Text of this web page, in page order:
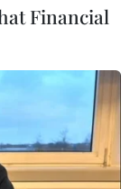
hàng Phát triển
niệm 30 năm
triển Châu Á.
Financial